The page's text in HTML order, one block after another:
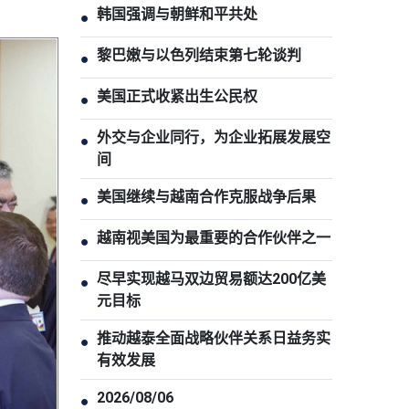
● 韩国强调与朝鲜和平共处
● 黎巴嫩与以色列结束第七轮谈判
● 美国正式收紧出生公民权
● 外交与企业同行，为企业拓展发展空
间
● 美国继续与越南合作克服战争后果
● 越南视美国为最重要的合作伙伴之一
● 尽早实现越马双边贸易额达200亿美
元目标
● 推动越泰全面战略伙伴关系日益务实
有效发展
● 2026/08/06